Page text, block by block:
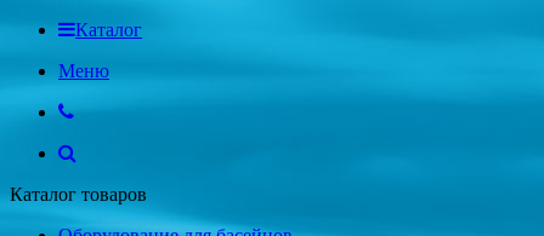
Каталог
Меню
Каталог товаров